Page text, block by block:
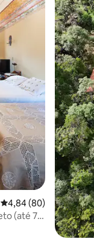
4,84 de uma
4,84 (80)